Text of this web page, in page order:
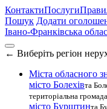
КонтактиПослуги
Пошук Додати
Івано-Франківська
← Виберіть регіон
Міста обласного
місто Болехівта
територіальна громада
місто Бурштинта